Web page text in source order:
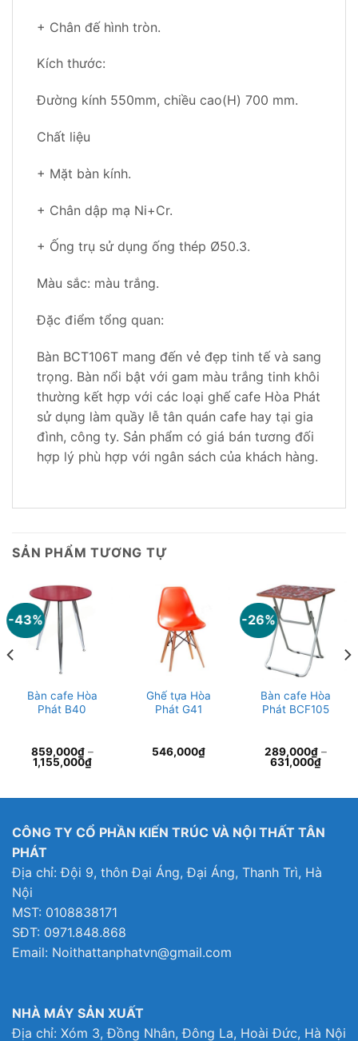
+ Chân đế hình tròn.
Kích thước:
Đường kính 550mm, chiều cao(H) 700 mm.
Chất liệu
+ Mặt bàn kính.
+ Chân dập mạ Ni+Cr.
+ Ống trụ sử dụng ống thép Ø50.3.
Màu sắc: màu trắng.
Đặc điểm tổng quan:
Bàn BCT106T mang đến vẻ đẹp tinh tế và sang
trọng. Bàn nổi bật với gam màu trắng tinh khôi
thường kết hợp với các loại ghế cafe Hòa Phát
sử dụng làm quầy lễ tân quán cafe hay tại gia
đình, công ty. Sản phẩm có giá bán tương đối
hợp lý phù hợp với ngân sách của khách hàng.
SẢN PHẨM TƯƠNG TỰ
-43%
Bàn cafe Hòa
Phát B40
859,000₫–
1,155,000₫
Ghế tựa Hòa
Phát G41
546,000₫
-26%
Bàn cafe Hòa
Phát BCF105
289,000₫–
631,000₫
CÔNG TY CỔ PHẦN KIẾN TRÚC VÀ NỘI THẤT TÂN
PHÁT
Địa chỉ: Đội 9, thôn Đại Áng, Đại Áng, Thanh Trì, Hà
Nội
MST: 0108838171
SĐT: 0971.848.868
Email: Noithattanphatvn@gmail.com
NHÀ MÁY SẢN XUẤT
Địa chỉ: Xóm 3, Đồng Nhân, Đông La, Hoài Đức, Hà Nội